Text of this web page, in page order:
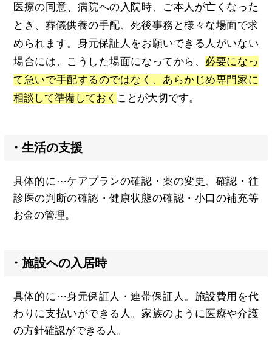
医療の同意、病院への入院時、ご本人が亡くなった
とき、葬儀供養の手配、死後事務と様々な場面で求
められます。身元保証人をお願いできる人がいない
場合には、こうした場面になってから、 必要になっ
て急いで手配するのではなく、あらかじめ専門家に
相談して準備しておく ことが大切です。
・生活の支援
具体的に⋯ケアプランの確認・薬の変更、確認・往
診医の判断の確認・健康状態の確認・小口の補充等
お金の管理。
・施設への入居時
具体的に⋯身元保証人・連帯保証人。施設費用を代
わりに支払いができる人。家族のように医療や介護
の方針確認ができる人。